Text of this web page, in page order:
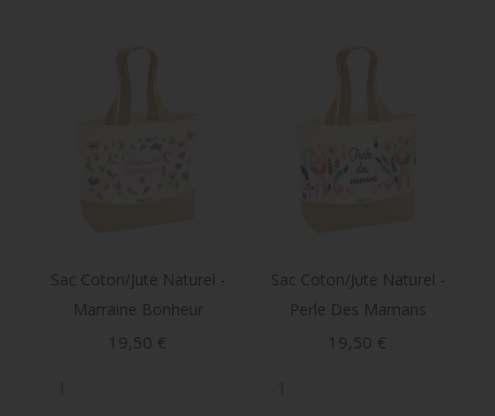
Sac Coton/jute Naturel -
Marraine Bonheur
Prix
19,50 €
Sac Coton/jute Naturel -
Perle Des Mamans
Prix
19,50 €